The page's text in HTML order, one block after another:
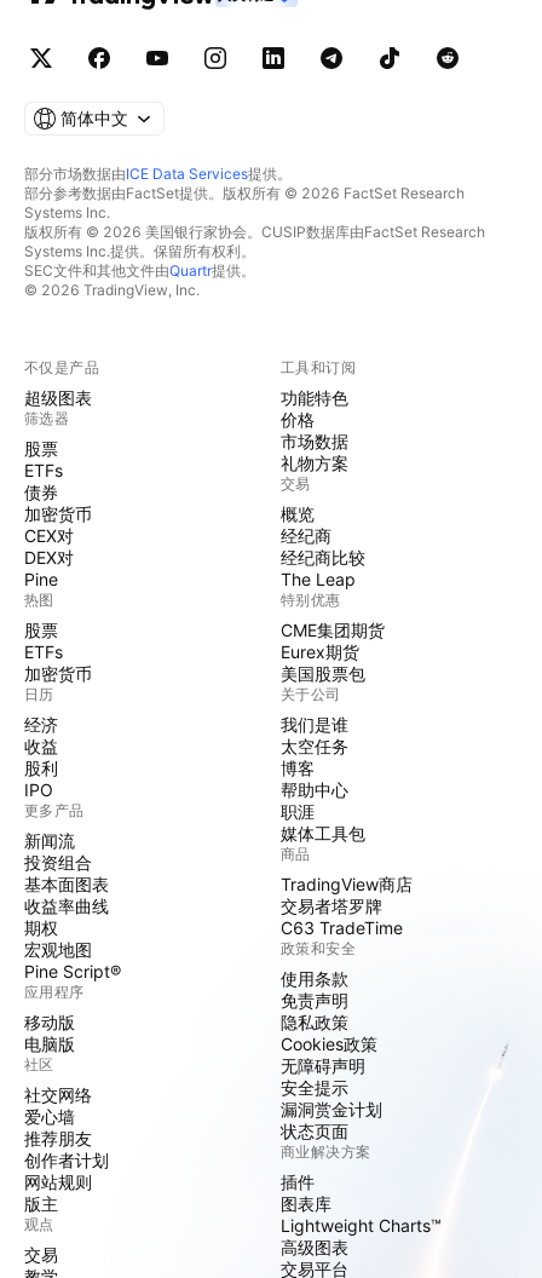
简体中文
部分市场数据由ICE Data Services提供。
部分参考数据由FactSet提供。版权所有 © 2026 FactSet Research
Systems Inc.
版权所有 © 2026 美国银行家协会。CUSIP数据库由FactSet Research
Systems Inc.提供。保留所有权利。
SEC文件和其他文件由Quartr提供。
© 2026 TradingView, Inc.
不仅是产品
超级图表
筛选器
股票
ETFs
债券
加密货币
CEX对
DEX对
Pine
热图
股票
ETFs
加密货币
日历
经济
收益
股利
IPO
更多产品
新闻流
投资组合
基本面图表
收益率曲线
期权
宏观地图
Pine Script®
应用程序
移动版
电脑版
社区
社交网络
爱心墙
推荐朋友
创作者计划
网站规则
版主
观点
交易
工具和订阅
功能特色
价格
市场数据
礼物方案
交易
概览
经纪商
经纪商比较
The Leap
特别优惠
CME集团期货
Eurex期货
美国股票包
关于公司
我们是谁
太空任务
博客
帮助中心
职涯
媒体工具包
商品
TradingView商店
交易者塔罗牌
C63 TradeTime
政策和安全
使用条款
免责声明
隐私政策
Cookies政策
无障碍声明
安全提示
漏洞赏金计划
状态页面
商业解决方案
插件
图表库
Lightweight Charts™
高级图表
交易平台